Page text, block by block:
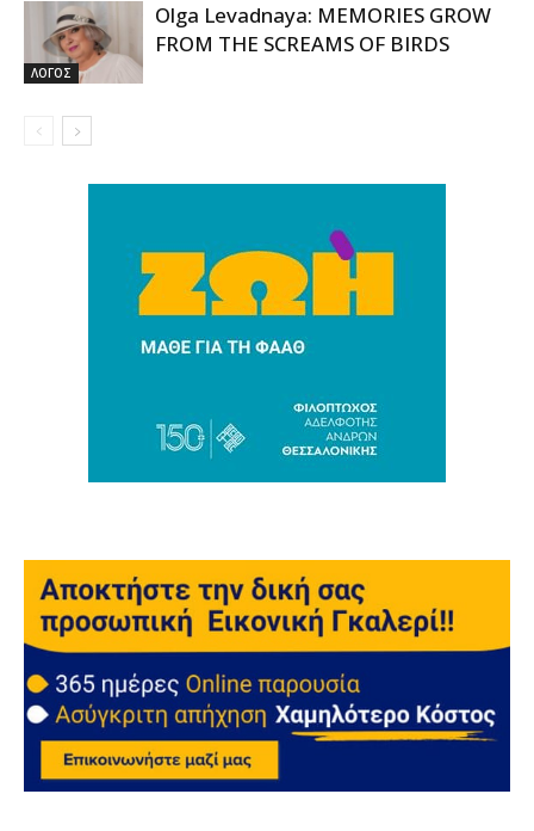
ΛΟΓΟΣ
Olga Levadnaya: MEMORIES GROW
FROM THE SCREAMS OF BIRDS